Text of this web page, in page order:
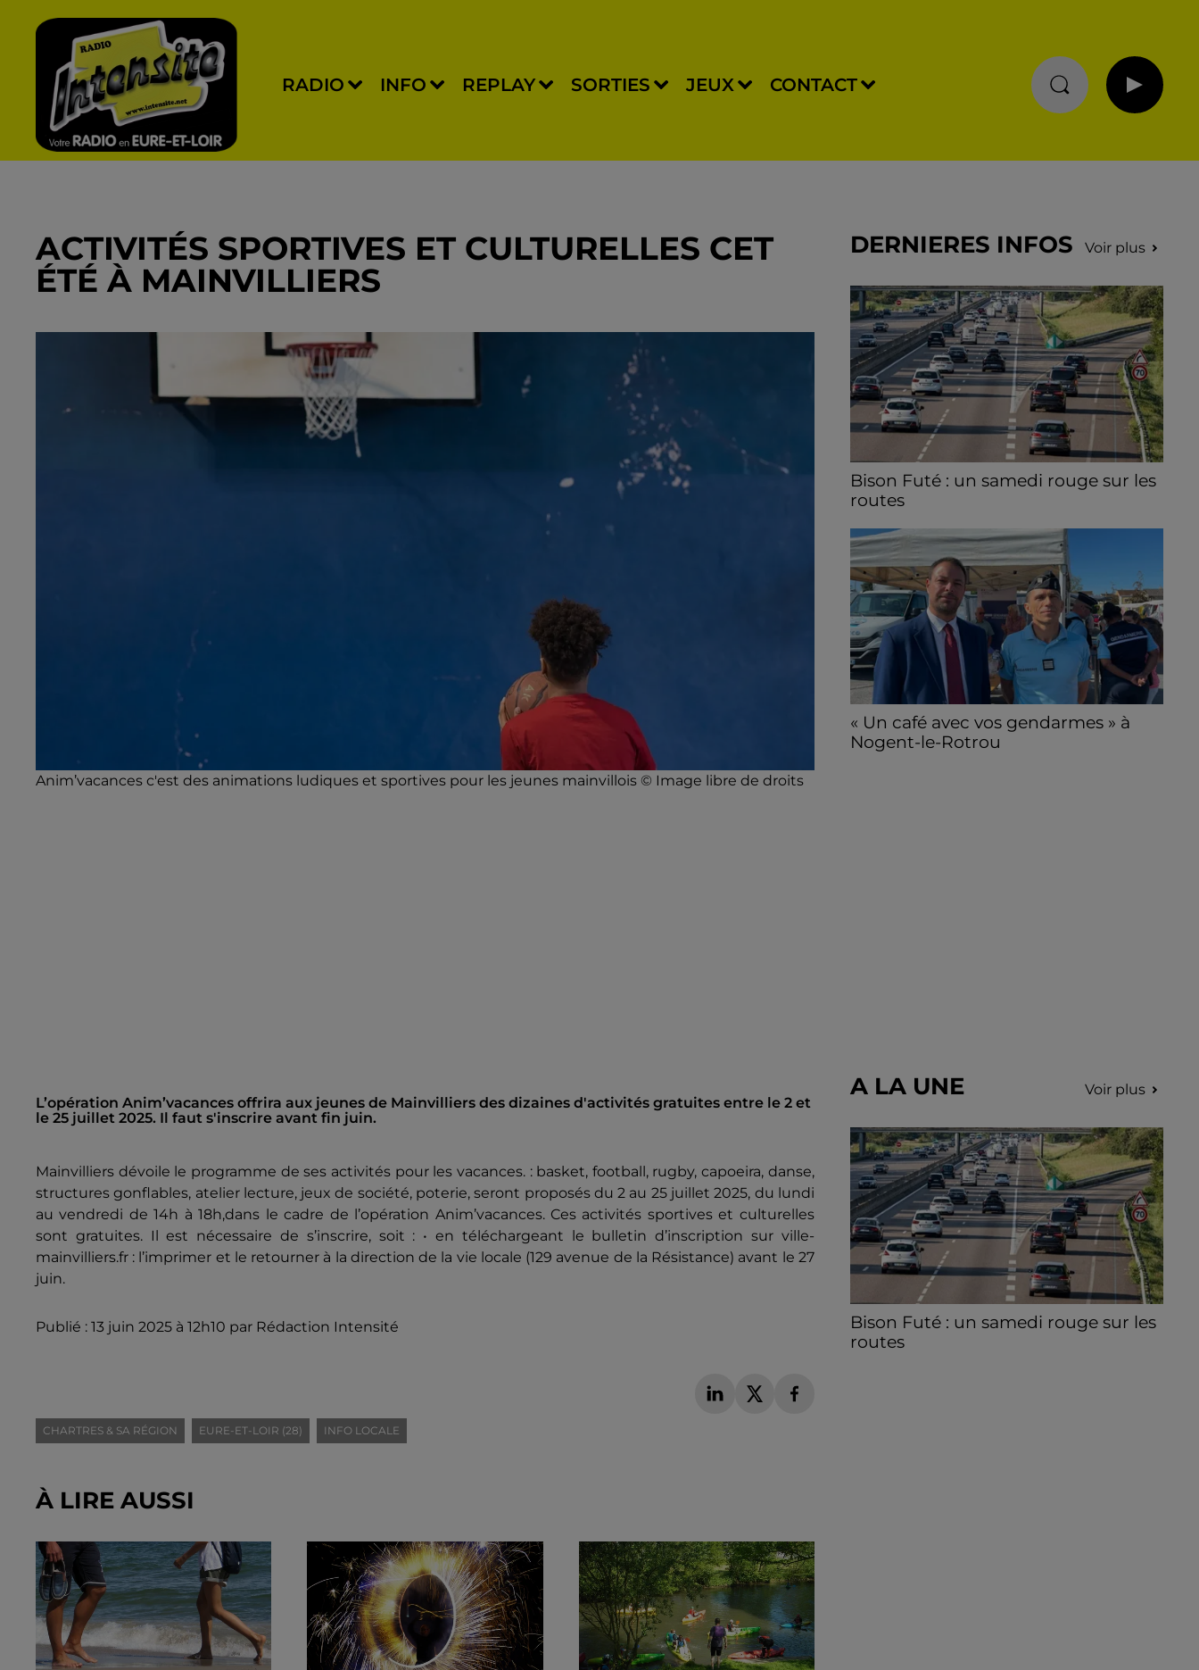
RADIO INFO REPLAY SORTIES JEUX CONTACT
ACTIVITÉS SPORTIVES ET CULTURELLES CET
ÉTÉ À MAINVILLIERS
Anim’vacances c'est des animations ludiques et sportives pour les jeunes mainvillois © Image libre de droits
L’opération Anim’vacances offrira aux jeunes de Mainvilliers des dizaines d'activités gratuites entre le 2 et
le 25 juillet 2025. Il faut s'inscrire avant fin juin.
Mainvilliers dévoile le programme de ses activités pour les vacances. : basket, football, rugby, capoeira, danse,
structures gonflables, atelier lecture, jeux de société, poterie, seront proposés du 2 au 25 juillet 2025, du lundi
au vendredi de 14h à 18h,dans le cadre de l’opération Anim’vacances. Ces activités sportives et culturelles
sont gratuites. Il est nécessaire de s’inscrire, soit : • en téléchargeant le bulletin d’inscription sur ville-
mainvilliers.fr : l’imprimer et le retourner à la direction de la vie locale (129 avenue de la Résistance) avant le 27
juin.
Publié : 13 juin 2025 à 12h10 par Rédaction Intensité
CHARTRES & SA RÉGION EURE-ET-LOIR (28) INFO LOCALE
À LIRE AUSSI
DERNIERES INFOS Voir plus
Bison Futé : un samedi rouge sur les
routes
de l'été, avec des départs aussi importants
que les retours.
« Un café avec vos gendarmes » à
Nogent-le-Rotrou
A LA UNE Voir plus
Bison Futé : un samedi rouge sur les
routes